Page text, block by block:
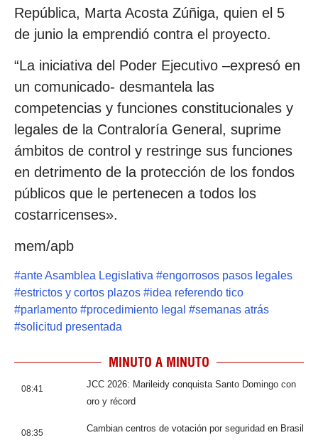
República, Marta Acosta Zúñiga, quien el 5
de junio la emprendió contra el proyecto.
“La iniciativa del Poder Ejecutivo –expresó en
un comunicado- desmantela las
competencias y funciones constitucionales y
legales de la Contraloría General, suprime
ámbitos de control y restringe sus funciones
en detrimento de la protección de los fondos
públicos que le pertenecen a todos los
costarricenses».
mem/apb
#ante Asamblea Legislativa #engorrosos pasos legales
#estrictos y cortos plazos #idea referendo tico
#parlamento #procedimiento legal #semanas atrás
#solicitud presentada
MINUTO A MINUTO
08:41
JCC 2026: Marileidy conquista Santo Domingo con
oro y récord
08:35 Cambian centros de votación por seguridad en Brasil